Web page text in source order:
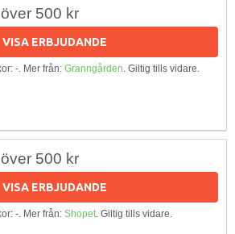
500 kr
VISA ERBJUDANDE
-. Mer från: Granngården. Giltig tills vidare.
500 kr
VISA ERBJUDANDE
-. Mer från: Shopet. Giltig tills vidare.